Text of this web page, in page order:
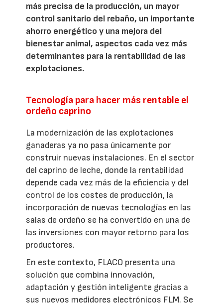
más precisa de la producción, un mayor
control sanitario del rebaño, un importante
ahorro energético y una mejora del
bienestar animal, aspectos cada vez más
determinantes para la rentabilidad de las
explotaciones.
Tecnología para hacer más rentable el
ordeño caprino
La modernización de las explotaciones
ganaderas ya no pasa únicamente por
construir nuevas instalaciones. En el sector
del caprino de leche, donde la rentabilidad
depende cada vez más de la eficiencia y del
control de los costes de producción, la
incorporación de nuevas tecnologías en las
salas de ordeño se ha convertido en una de
las inversiones con mayor retorno para los
productores.
En este contexto, FLACO presenta una
solución que combina innovación,
adaptación y gestión inteligente gracias a
sus nuevos medidores electrónicos FLM. Se